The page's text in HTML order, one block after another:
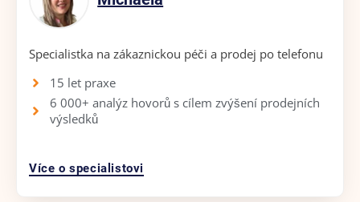
Specialistka na zákaznickou péči a prodej po telefonu
15 let praxe
6 000+ analýz hovorů s cílem zvýšení prodejních
výsledků
Více o specialistovi